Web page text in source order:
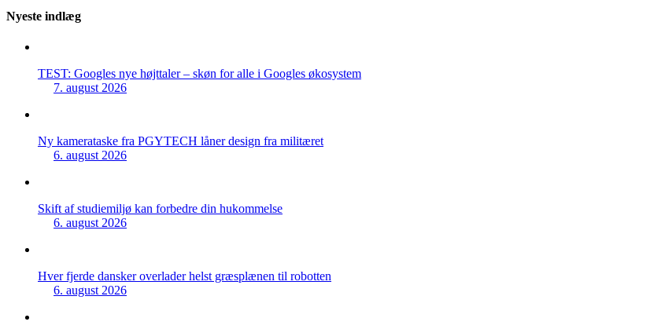
Nyeste indlæg
TEST: Googles nye højttaler – skøn for alle i Googles økosystem
7. august 2026
Ny kamerataske fra PGYTECH låner design fra militæret
6. august 2026
Skift af studiemiljø kan forbedre din hukommelse
6. august 2026
Hver fjerde dansker overlader helst græsplænen til robotten
6. august 2026